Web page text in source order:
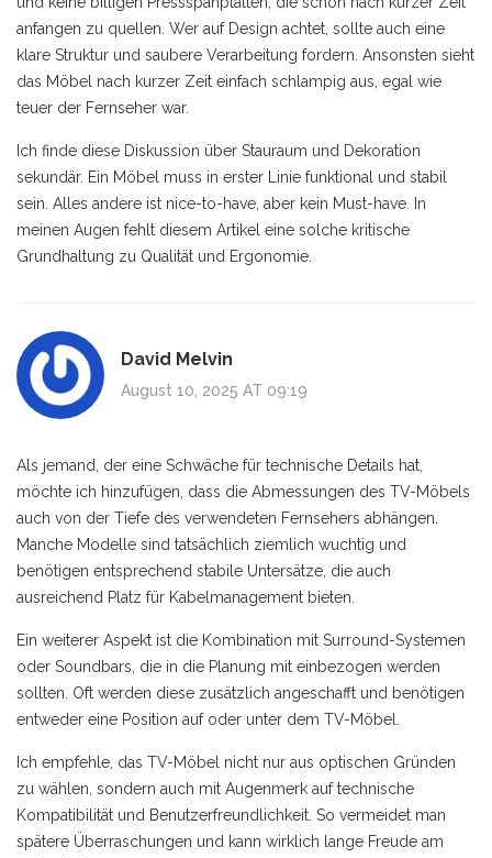
anfangen zu quellen. Wer auf Design achtet, sollte auch eine
klare Struktur und saubere Verarbeitung fordern. Ansonsten sieht
das Möbel nach kurzer Zeit einfach schlampig aus, egal wie
teuer der Fernseher war.
Ich finde diese Diskussion über Stauraum und Dekoration
sekundär. Ein Möbel muss in erster Linie funktional und stabil
sein. Alles andere ist nice-to-have, aber kein Must-have. In
meinen Augen fehlt diesem Artikel eine solche kritische
Grundhaltung zu Qualität und Ergonomie.
David Melvin
August 10, 2025 AT 09:19
Als jemand, der eine Schwäche für technische Details hat,
möchte ich hinzufügen, dass die Abmessungen des TV-Möbels
auch von der Tiefe des verwendeten Fernsehers abhängen.
Manche Modelle sind tatsächlich ziemlich wuchtig und
benötigen entsprechend stabile Untersätze, die auch
ausreichend Platz für Kabelmanagement bieten.
Ein weiterer Aspekt ist die Kombination mit Surround-Systemen
oder Soundbars, die in die Planung mit einbezogen werden
sollten. Oft werden diese zusätzlich angeschafft und benötigen
entweder eine Position auf oder unter dem TV-Möbel.
Ich empfehle, das TV-Möbel nicht nur aus optischen Gründen
zu wählen, sondern auch mit Augenmerk auf technische
Kompatibilität und Benutzerfreundlichkeit. So vermeidet man
spätere Überraschungen und kann wirklich lange Freude am